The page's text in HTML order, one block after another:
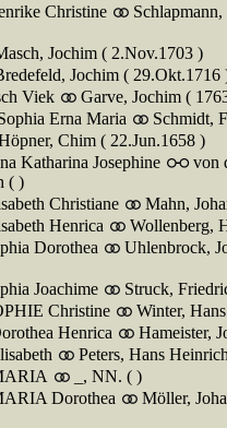
Christine
Jochim ( 2.Nov.1703 )
Jochim ( 29.Okt.1716
Viek
Garve, Jochim (
Erna Maria
Schmidt,
Chim ( 22.Jun.1658 )
Katharina Josephine
von
( )
Christiane
Mahn,
Henrica
Wollenberg,
Dorothea
Uhlenbrock,
Joachime
Struck,
Christine
Winter,
Henrica
Hameister,
Peters, Hans
_, NN. ( )
Dorothea
Möller,